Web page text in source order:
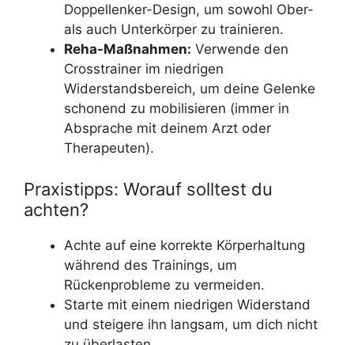
Doppellenker-Design, um sowohl Ober-
als auch Unterkörper zu trainieren.
Reha-Maßnahmen: Verwende den
Crosstrainer im niedrigen
Widerstandsbereich, um deine Gelenke
schonend zu mobilisieren (immer in
Absprache mit deinem Arzt oder
Therapeuten).
Praxistipps: Worauf solltest du
achten?
Achte auf eine korrekte Körperhaltung
während des Trainings, um
Rückenprobleme zu vermeiden.
Starte mit einem niedrigen Widerstand
und steigere ihn langsam, um dich nicht